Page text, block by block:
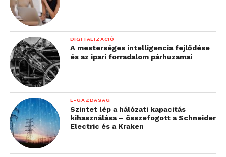
DIGITALIZÁCIÓ
A mesterséges intelligencia fejlődése
és az ipari forradalom párhuzamai
E-GAZDASÁG
Szintet lép a hálózati kapacitás
kihasználása – összefogott a Schneider
Electric és a Kraken